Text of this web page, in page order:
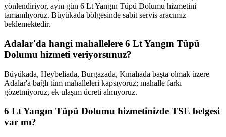
yönlendiriyor, aynı gün 6 Lt Yangın Tüpü Dolumu hizmetini
tamamlıyoruz. Büyükada bölgesinde sabit servis aracımız
beklemektedir.
Adalar'da hangi mahallelere 6 Lt Yangın Tüpü
Dolumu hizmeti veriyorsunuz?
Büyükada, Heybeliada, Burgazada, Kınalıada başta olmak üzere
Adalar'a bağlı tüm mahalleleri kapsıyoruz; mahalle farkı
gözetmiyoruz, ek ulaşım ücreti almıyoruz.
6 Lt Yangın Tüpü Dolumu hizmetinizde TSE belgesi
var mı?